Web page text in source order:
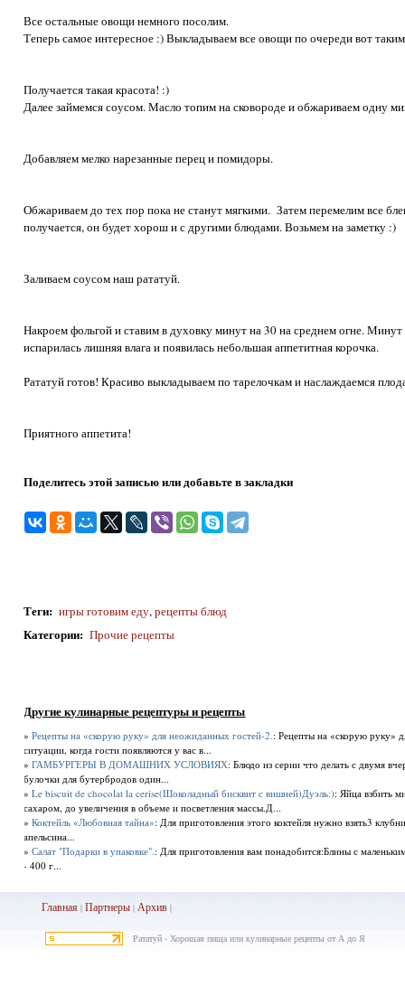
Все остальные овощи немного посолим.
Теперь самое интересное :) Выкладываем все овощи по очереди вот
Получается такая красота! :)
Далее займемся соусом. Масло топим на сковороде и обжариваем одну
Добавляем мелко нарезанные перец и помидоры.
Обжариваем до тех пор пока не станут мягкими. Затем перемелим все
получается, он будет хорош и с другими блюдами. Возьмем на заметку :)
Заливаем соусом наш рататуй.
Накроем фольгой и ставим в духовку минут на 30 на среднем огне.
испарилась лишняя влага и появилась небольшая аппетитная корочка.
Рататуй готов! Красиво выкладываем по тарелочкам и наслаждаемся
Приятного аппетита!
Поделитесь этой записью или добавьте в закладки
Теги: игры готовим еду,рецепты блюд
Категории: Прочие рецепты
Другие кулинарные рецептуры и рецепты
»Рецепты на «скорую руку» для неожиданных гостей-2. : Рецепты на «скорую руку»
ситуации, когда гости появляются у вас в...
»ГАМБУРГЕРЫ В ДОМАШНИХ УСЛОВИЯХ: Блюдо из серии что делать с двумя
булочки для бутербродов один...
»Le biscuit de chocolat la cerise(Шоколадный бисквит с вишней)Дуэль:): Яйца взбить
сахаром, до увеличения в объеме и посветления массы.Д...
»Коктейль «Любовная тайна»: Для приготовления этого коктейля нужно взять3
апельсина...
»Салат "Подарки в упаковке". : Для приготовления вам понадобится:Блины с
- 400 г...
Главная |Партнеры |Архив |
Рататуй - Хорошая пища или кулинарные рецепты от А до Я